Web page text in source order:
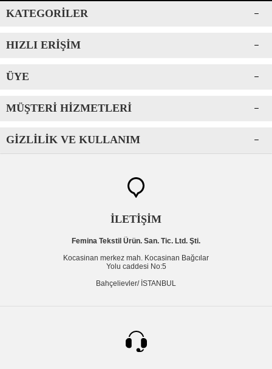
KATEGORILER
HIZLI ERIŞIM
ÜYE
MÜŞTERI HIZMETLERI
GIZLILIK VE KULLANIM
İLETİŞİM
Femina Tekstil Ürün. San. Tic. Ltd. Şti.
Kocasinan merkez mah. Kocasinan Bağcılar
Yolu caddesi No:5
Bahçelievler/ İSTANBUL